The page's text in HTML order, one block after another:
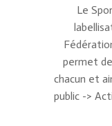
Le
permet
chacun et
public ->